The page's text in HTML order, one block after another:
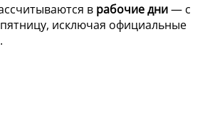
в рабочие дни— с
исключая официальные